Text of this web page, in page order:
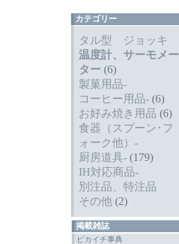
カテゴリー
タル型 ジョッキ
温度計、サーモメー
ター (6)
製菓用品-
コーヒー用品- (6)
お好み焼き用品 (6)
食器（スプーン･フ
ォーク他）-
厨房道具- (179)
IH対応商品-
別注品、特注品
その他 (2)
掲載雑誌
ピカイチ事典